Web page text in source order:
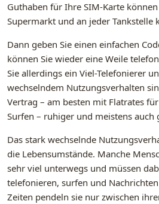
Guthaben für Ihre SIM-Karte
Supermarkt und an jeder Tankstelle
Dann geben Sie einen einfachen
können Sie wieder eine Weile
Sie allerdings ein Viel-Telefonierer
wechselndem Nutzungsverhalten
Vertrag – am besten mit Flatrates
Surfen – ruhiger und meistens auch
Das stark wechselnde
die Lebensumstände. Manche
sehr viel unterwegs und müssen
telefonieren, surfen und
Zeiten pendeln sie nur zwischen